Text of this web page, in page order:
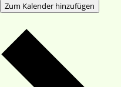
Zum Kalender hinzufügen